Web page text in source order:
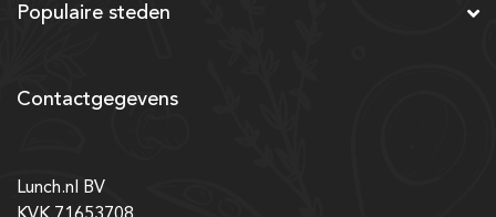
Populaire steden
Contactgegevens
Lunch.nl BV